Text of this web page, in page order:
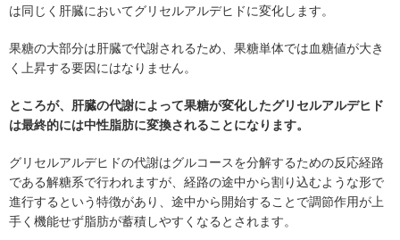
は同じく肝臓においてグリセルアルデヒドに変化します。
果糖の大部分は肝臓で代謝されるため、果糖単体では血糖値が大き
く上昇する要因にはなりません。
ところが、肝臓の代謝によって果糖が変化したグリセルアルデヒド
は最終的には中性脂肪に変換されることになります。
グリセルアルデヒドの代謝はグルコースを分解するための反応経路
である解糖系で行われますが、経路の途中から割り込むような形で
進行するという特徴があり、途中から開始することで調節作用が上
手く機能せず脂肪が蓄積しやすくなるとされます。